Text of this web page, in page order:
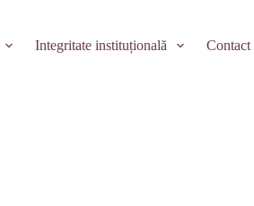
Integritate instituțională Contact